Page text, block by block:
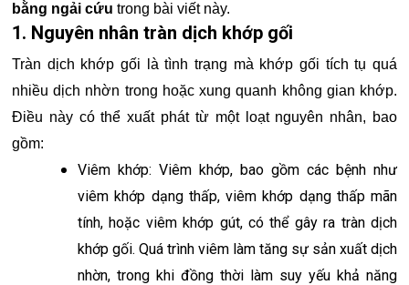
bằng ngải cứu trong bài viết này.
1. Nguyên nhân tràn dịch khớp gối
Tràn dịch khớp gối là tình trạng mà khớp gối tích tụ quá
nhiều dịch nhờn trong hoặc xung quanh không gian khớp.
Điều này có thể xuất phát từ một loạt nguyên nhân, bao
gồm:
Viêm khớp: Viêm khớp, bao gồm các bệnh như
viêm khớp dạng thấp, viêm khớp dạng thấp mãn
tính, hoặc viêm khớp gút, có thể gây ra tràn dịch
khớp gối. Quá trình viêm làm tăng sự sản xuất dịch
nhờn, trong khi đồng thời làm suy yếu khả năng